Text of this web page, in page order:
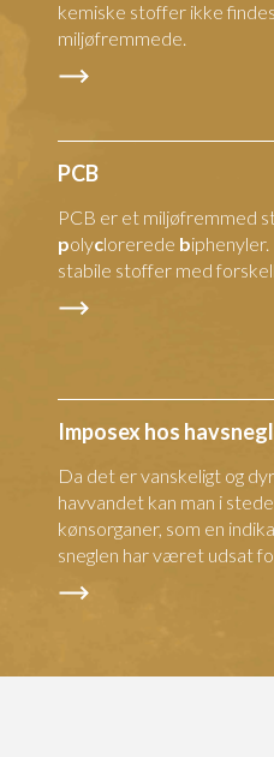
kemiske stoffer ikke
miljøfremmede.
PCB
PCB er et miljøfremmed
polyclorerede b
stabile stoffer med
Imposex hos
Da det er vanskeligt og
havvandet kan man i
kønsorganer, som en
sneglen har været udsat